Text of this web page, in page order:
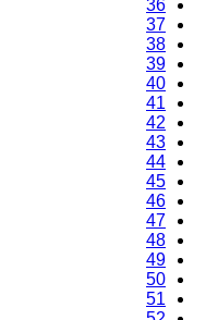
36
37
38
39
40
41
42
43
44
45
46
47
48
49
50
51